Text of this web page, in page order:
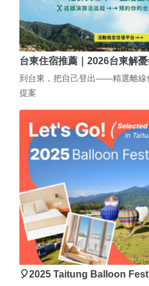
台東住宿推薦｜2026台東解
到台東，把自己登出——精選離線
提案
🎈2025 Taitung Balloon